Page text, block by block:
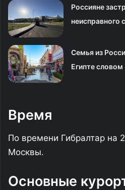
Россияне
неисправного
Семья из
Египте словом
Время
По времени Гибралтар на
Москвы.
Основные